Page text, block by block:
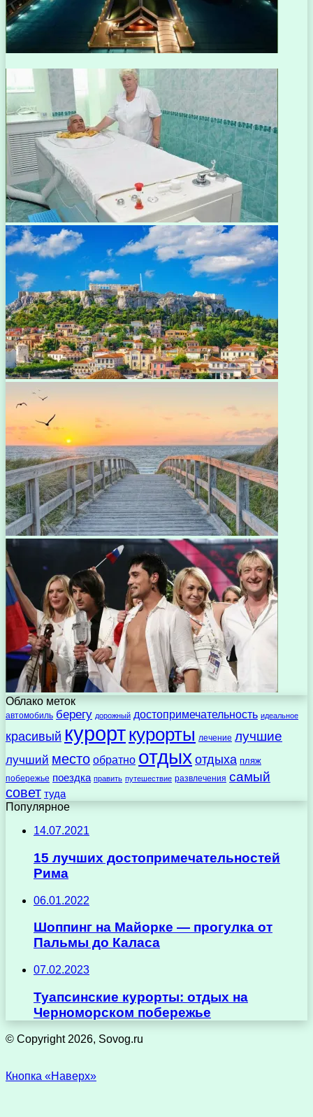
Облако меток
автомобиль берегу дорожный достопримечательность идеальное
красивый курорткурорты лечение лучшие
лучший место обратно отдыхотдыха пляж
побережье поездка править путешествие развлечения самый
совет туда
Популярное
14.07.2021
15 лучших достопримечательностей
Рима
06.01.2022
Шоппинг на Майорке — прогулка от
Пальмы до Каласа
07.02.2023
Туапсинские курорты: отдых на
Черноморском побережье
© Copyright 2026, Sovog.ru
Кнопка «Наверх»